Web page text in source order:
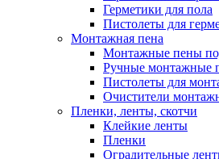
Герметики для пола
Пистолеты для
Монтажная пена
Монтажные пены
Ручные монтажные
Пистолеты для
Очистители
Пленки, ленты, скотчи
Клейкие ленты
Пленки
Оградительные